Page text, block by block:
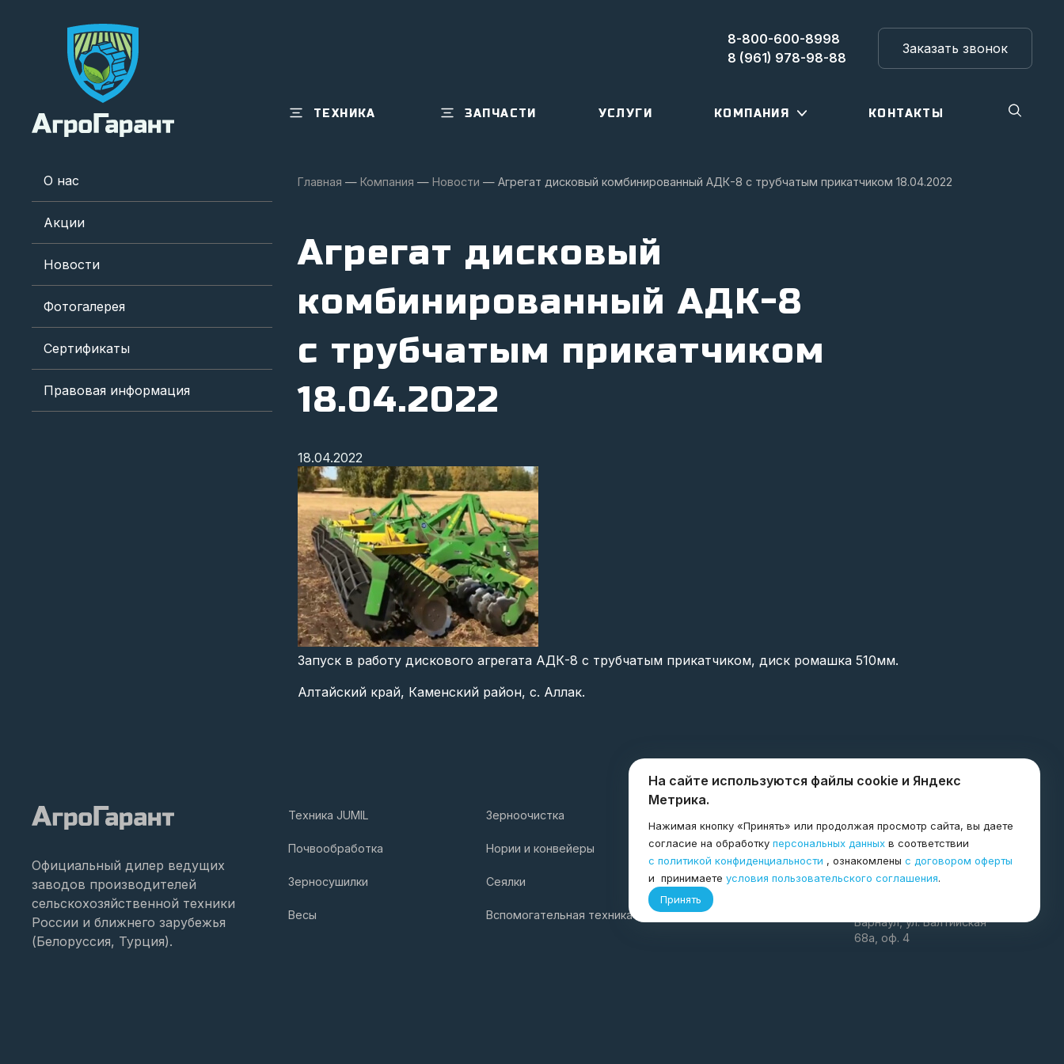
8-800-600-8998
8 (961) 978-98-88
Заказать звонок
ТЕХНИКА ЗАПЧАСТИ УСЛУГИ КОМПАНИЯ КОНТАКТЫ
О нас
Акции
Новости
Фотогалерея
Сертификаты
Правовая информация
Главная — Компания — Новости — Агрегат дисковый комбинированный АДК-8 с трубчатым прикатчиком 18.04.2022
Агрегат дисковый
комбинированный АДК-8
с трубчатым прикатчиком
18.04.2022
18.04.2022
Запуск в работу дискового агрегата АДК-8 с трубчатым прикатчиком, диск ромашка 510мм.
Алтайский край, Каменский район, с. Аллак.
Официальный дилер ведущих
заводов производителей
сельскохозяйственной техники
России и ближнего зарубежья
(Белоруссия, Турция).
Техника JUMIL
Почвообработка
Зерносушилки
Весы
Зерноочистка
Нории и конвейеры
Сеялки
Вспомогательная техника
Компания
8-800-600-8998
Благовещенск
Барнаул, ул. Балтийская
68а, оф. 4
На сайте используются файлы cookie и Яндекс
Метрика.
Нажимая кнопку «Принять» или продолжая просмотр сайта, вы даете
согласие на обработку персональных данных в соответствии
с политикой конфиденциальности , ознакомлены с договором оферты
и принимаете условия пользовательского соглашения.
Принять